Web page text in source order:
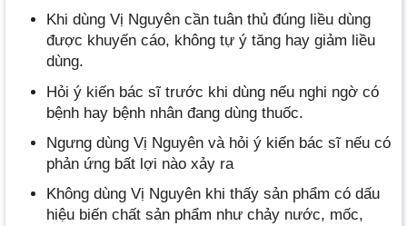
Khi dùng Vị Nguyên cần tuân thủ đúng liều dùng
được khuyến cáo, không tự ý tăng hay giảm liều
dùng.
Hỏi ý kiến bác sĩ trước khi dùng nếu nghi ngờ có
bệnh hay bệnh nhân đang dùng thuốc.
Ngưng dùng Vị Nguyên và hỏi ý kiến bác sĩ nếu có
phản ứng bất lợi nào xảy ra
Không dùng Vị Nguyên khi thấy sản phẩm có dấu
hiệu biến chất sản phẩm như chảy nước, mốc,